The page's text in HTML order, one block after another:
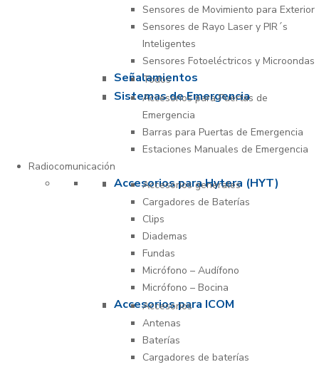
Sensores de Movimiento para Exterior
Sensores de Rayo Laser y PIR´s
Inteligentes
Sensores Fotoeléctricos y Microondas
Señalamientos
Todos
Sistemas de Emergencia
Accesorios para Puertas de
Emergencia
Barras para Puertas de Emergencia
Estaciones Manuales de Emergencia
Radiocomunicación
Accesorios para Hytera (HYT)
Accesorios generales
Cargadores de Baterías
Clips
Diademas
Fundas
Micrófono – Audífono
Micrófono – Bocina
Accesorios para ICOM
Accesorios
Antenas
Baterías
Cargadores de baterías